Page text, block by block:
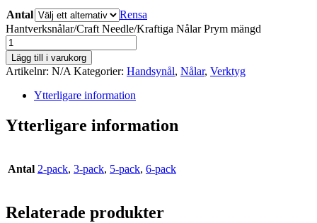
Antal
Rensa
Hantverksnålar/Craft Needle/Kraftiga Nålar Prym mängd
Lägg till i varukorg
Artikelnr: N/A Kategorier: Handsynål, Nålar, Verktyg
Ytterligare information
Ytterligare information
Antal 2-pack, 3-pack, 5-pack, 6-pack
Relaterade produkter